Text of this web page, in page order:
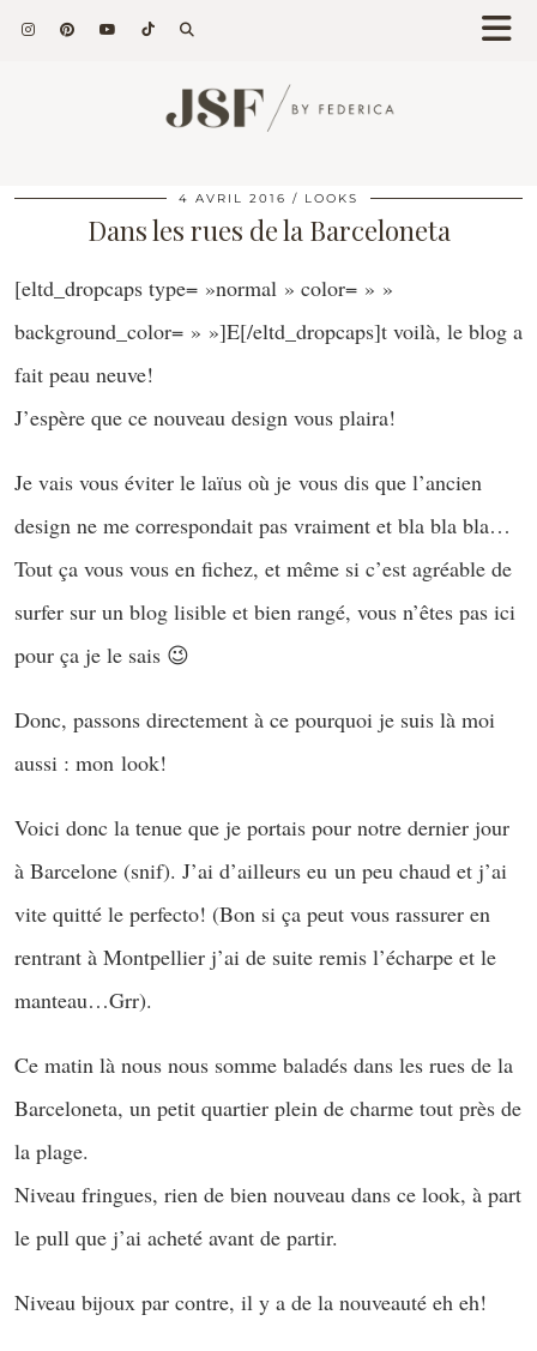
4 AVRIL 2016 LOOKS
Dans les rues de la Barceloneta
[eltd_dropcaps type= »normal » color= » »
background_color= » »]E[/eltd_dropcaps]t voilà, le blog a
fait peau neuve!
J’espère que ce nouveau design vous plaira!
Je vais vous éviter le laïus où je vous dis que l’ancien
design ne me correspondait pas vraiment et bla bla bla…
Tout ça vous vous en fichez, et même si c’est agréable de
surfer sur un blog lisible et bien rangé, vous n’êtes pas ici
pour ça je le sais 😉
Donc, passons directement à ce pourquoi je suis là moi
aussi : mon look!
Voici donc la tenue que je portais pour notre dernier jour
à Barcelone (snif). J’ai d’ailleurs eu un peu chaud et j’ai
vite quitté le perfecto! (Bon si ça peut vous rassurer en
rentrant à Montpellier j’ai de suite remis l’écharpe et le
manteau…Grr).
Ce matin là nous nous somme baladés dans les rues de la
Barceloneta, un petit quartier plein de charme tout près de
la plage.
Niveau fringues, rien de bien nouveau dans ce look, à part
le pull que j’ai acheté avant de partir.
Niveau bijoux par contre, il y a de la nouveauté eh eh!